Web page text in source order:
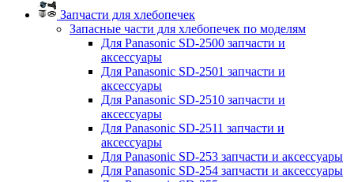
Запчасти для хлебопечек
Запасные части для хлебопечек по моделям
Для Panasonic SD-2500 запчасти и
аксессуары
Для Panasonic SD-2501 запчасти и
аксессуары
Для Panasonic SD-2510 запчасти и
аксессуары
Для Panasonic SD-2511 запчасти и
аксессуары
Для Panasonic SD-253 запчасти и аксессуары
Для Panasonic SD-254 запчасти и аксессуары